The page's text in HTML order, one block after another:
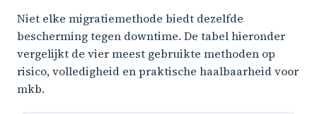
Niet elke migratiemethode biedt dezelfde
bescherming tegen downtime. De tabel hieronder
vergelijkt de vier meest gebruikte methoden op
risico, volledigheid en praktische haalbaarheid voor
mkb.